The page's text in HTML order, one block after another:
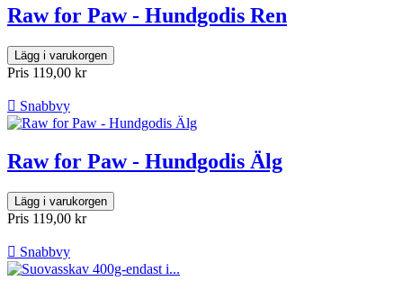
Raw for Paw - Hundgodis Ren
Lägg i varukorgen
Pris 119,00 kr
 Snabbvy
Raw for Paw - Hundgodis Älg
Lägg i varukorgen
Pris 119,00 kr
 Snabbvy